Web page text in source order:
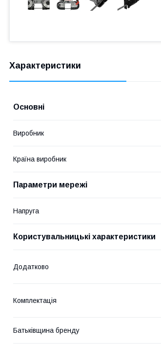
Характеристики
Основні
Виробник
Країна виробник
Параметри мережі
Напруга
Користувальницькі характеристики
Додатково
Комплектація
Батьківщина бренду